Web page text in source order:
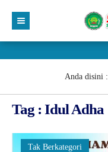
Anda disini :
Tag : Idul Adha
Tak Berkategori